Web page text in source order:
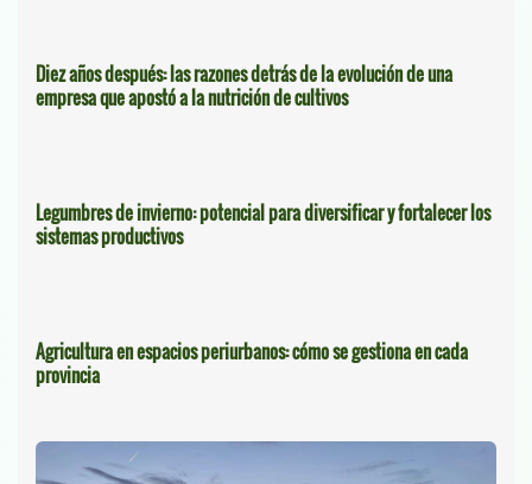
Diez años después: las razones detrás de la evolución de una
empresa que apostó a la nutrición de cultivos
Legumbres de invierno: potencial para diversificar y fortalecer los
sistemas productivos
Agricultura en espacios periurbanos: cómo se gestiona en cada
provincia